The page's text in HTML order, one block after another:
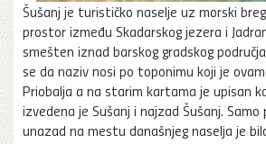
Šušanj je turističko naselje uz morski
prostor između Skadarskog jezera i
smešten iznad barskog gradskog
se da naziv nosi po toponimu koji je
Priobalja a na starim kartama je upisan
izvedena je Sušanj i najzad Šušanj. Samo
unazad na mestu današnjeg naselja je